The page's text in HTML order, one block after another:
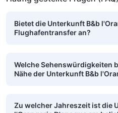
Bietet die Unterkunft B&b
Flughafentransfer an?
Welche Sehenswürdigkeiten
Nähe der Unterkunft B&b
Zu welcher Jahreszeit ist die